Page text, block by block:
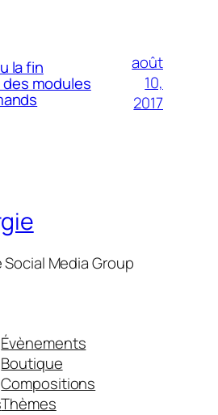
la fin
modules
août
10,
2017
Media Group
Évènements
Boutique
Compositions
Thèmes